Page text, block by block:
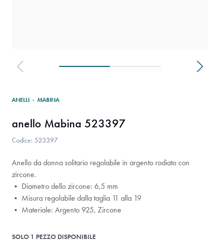
ANELLI · MABINA
anello Mabina 523397
Codice: 523397
Anello da donna solitario regolabile in argento rodiato con
zircone.
• Diametro dello zircone: 6,5 mm
• Misura regolabile dalla taglia 11 alla 19
• Materiale: Argento 925, Zircone
SOLO 1 PEZZO DISPONIBILE